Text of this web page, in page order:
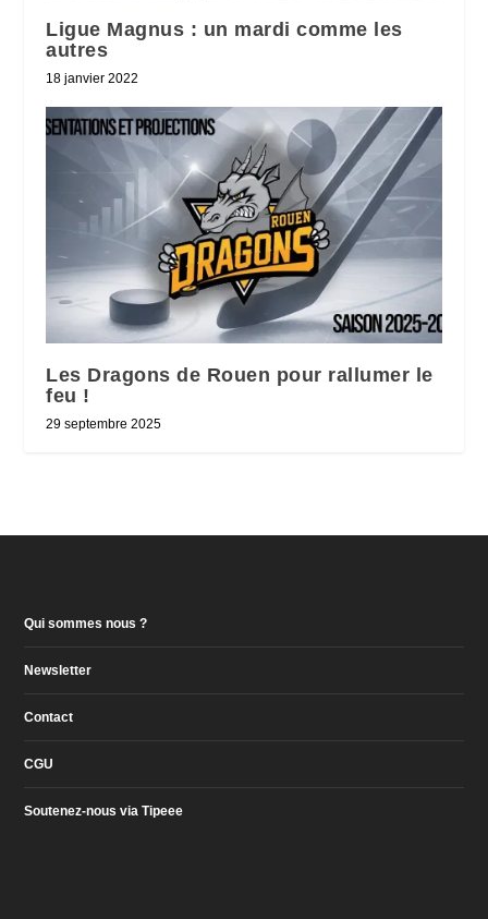
Ligue Magnus : un mardi comme les
autres
18 janvier 2022
Les Dragons de Rouen pour rallumer le
feu !
29 septembre 2025
Qui sommes nous ?
Newsletter
Contact
CGU
Soutenez-nous via Tipeee